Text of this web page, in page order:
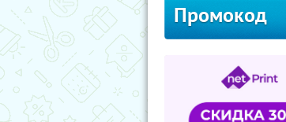
Промокод